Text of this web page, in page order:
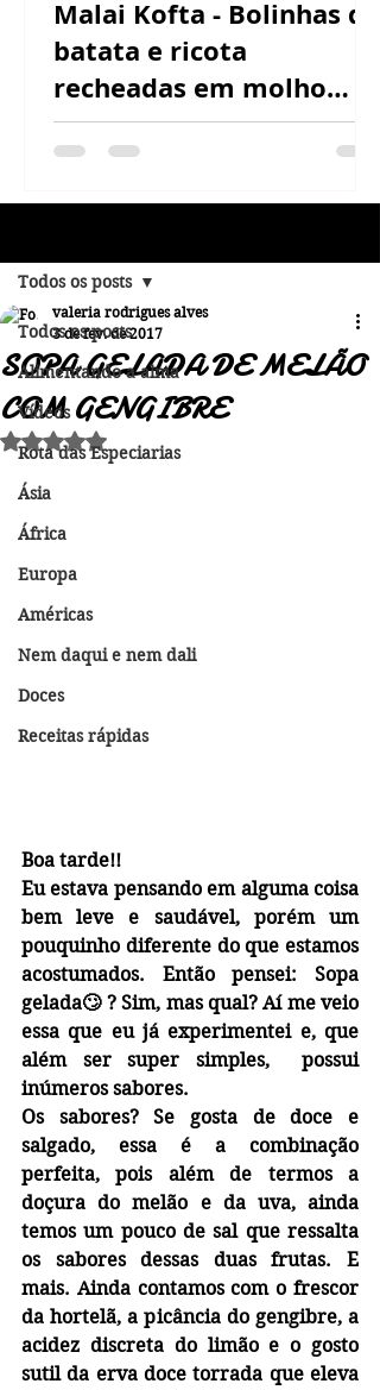
Malai Kofta - Bolinhas de
batata e ricota
recheadas em molho
cremoso de castanha de
caju
Todos os posts
Alimentando a alma
Vídeos
Rota das Especiarias
Ásia
África
Europa
Américas
Nem daqui e nem dali
Doces
Receitas rápidas
Todos os posts
SOPA GELADA DE MELÃO
COM GENGIBRE
valeria rodrigues alves
3 de fev. de 2017
Avaliado com NaN de 5 estrelas.
Boa tarde!!
Eu estava pensando em alguma coisa
bem leve e saudável, porém um
pouquinho diferente do que estamos
acostumados. Então pensei: Sopa
gelada🙄 ? Sim, mas qual? Aí me veio
essa que eu já experimentei e, que
além ser super simples,  possui
inúmeros sabores.
Os sabores? Se gosta de doce e
salgado, essa é a combinação
perfeita, pois além de termos a
doçura do melão e da uva, ainda
temos um pouco de sal que ressalta
os sabores dessas duas frutas. E
mais. Ainda contamos com o frescor
da hortelã, a picância do gengibre, a
acidez discreta do limão e o gosto
sutil da erva doce torrada que eleva